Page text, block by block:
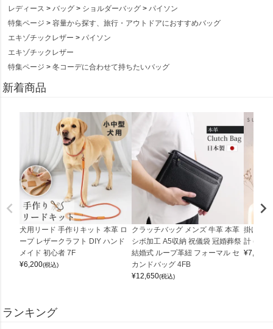
レディース
バッグ ショルダーバッグ
パイソン
特集ページ
容量から探す、旅行・アウトドアにおすすめバッグ
エキゾチックレザー
パイソン
エキゾチックレザー
特集ページ
冬コーデに合わせて持ちたいバッグ
新着商品
犬用リード 手作りキット 本革 ロ
ープ レザークラフト DIY ハンド
メイド 初心者 7F
¥6,200(税込)
クラッチバッグ メンズ 牛革 本革
シボ加工 A5収納 祝儀袋 冠婚葬祭
結婚式 ループ革紐 フォーマル セ
カンドバッグ 4FB
¥12,650(税込)
掛け時
計
¥7,150
ランキング